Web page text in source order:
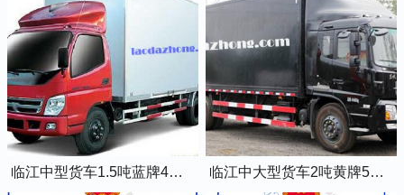
临江中型货车1.5吨蓝牌4米2厢式货车 临江中大型货车2吨黄牌5米2厢式货车